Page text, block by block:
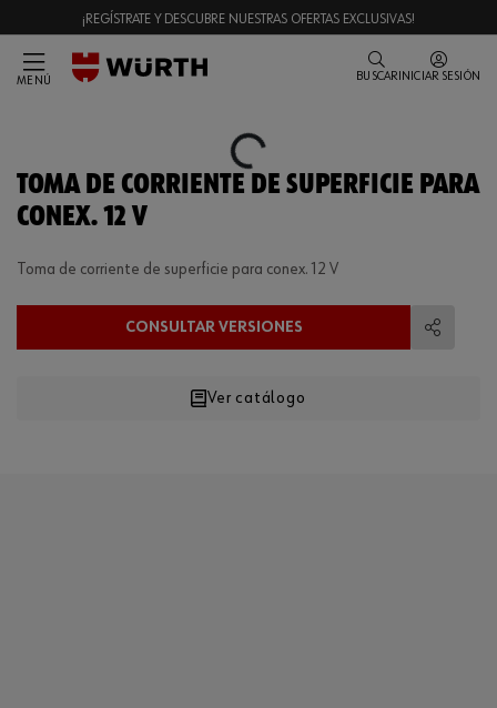
¡REGÍSTRATE Y DESCUBRE NUESTRAS OFERTAS EXCLUSIVAS!
MENÚ BUSCAR INICIAR SESIÓN
Loading...
TOMA DE CORRIENTE DE SUPERFICIE PARA
CONEX. 12 V
Toma de corriente de superficie para conex. 12 V
CONSULTAR VERSIONES
Ver catálogo